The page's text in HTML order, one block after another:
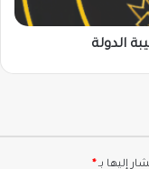
الدولة
إليها بـ*